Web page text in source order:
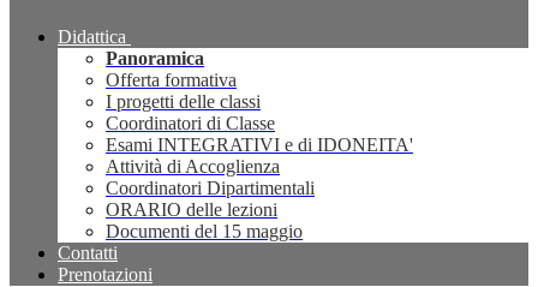
Didattica
Panoramica
Offerta formativa
I progetti delle classi
Coordinatori di Classe
Esami INTEGRATIVI e di IDONEITA'
Attività di Accoglienza
Coordinatori Dipartimentali
ORARIO delle lezioni
Documenti del 15 maggio
Contatti
Prenotazioni